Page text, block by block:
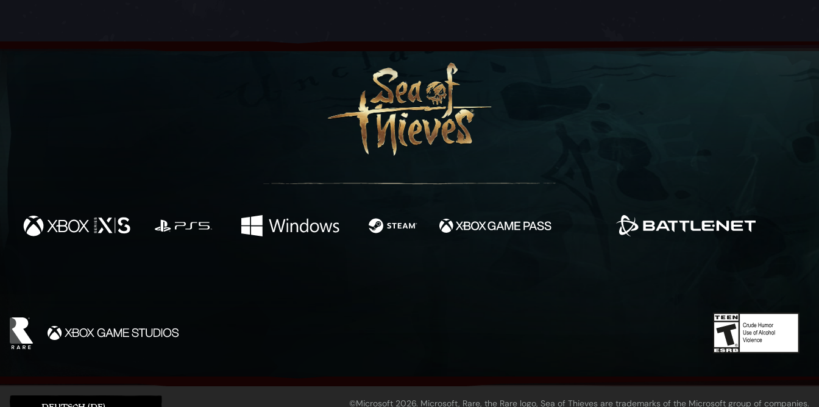
©Microsoft 2026. Microsoft, Rare, the Rare logo, Sea of Thieves are trademarks of the Microsoft group of companies.